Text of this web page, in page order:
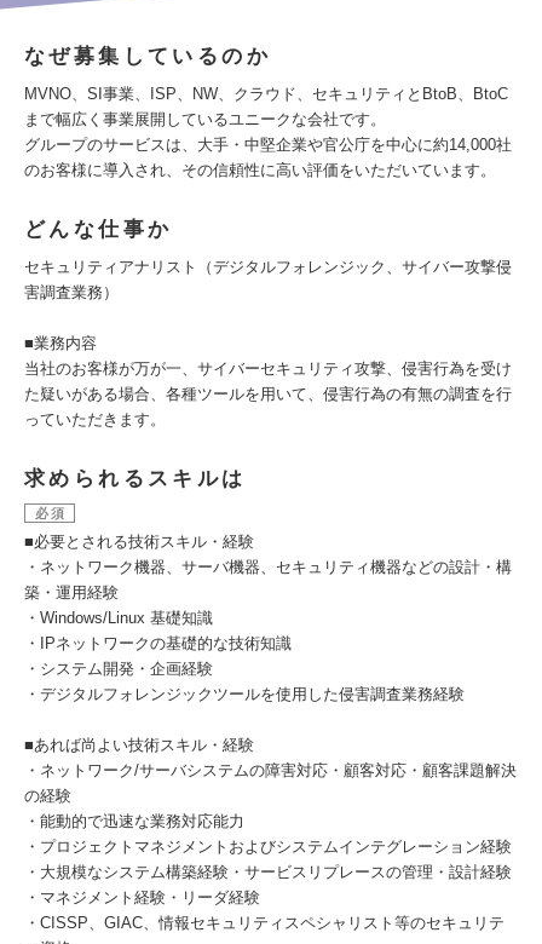
なぜ募集しているのか
MVNO、SI事業、ISP、NW、クラウド、セキュリティとBtoB、BtoC
まで幅広く事業展開しているユニークな会社です。
グループのサービスは、大手・中堅企業や官公庁を中心に約14,000社
のお客様に導入され、その信頼性に高い評価をいただいています。
どんな仕事か
セキュリティアナリスト（デジタルフォレンジック、サイバー攻撃侵
害調査業務）
■業務内容
当社のお客様が万が一、サイバーセキュリティ攻撃、侵害行為を受け
た疑いがある場合、各種ツールを用いて、侵害行為の有無の調査を行
っていただきます。
求められるスキルは
必須
■必要とされる技術スキル・経験
・ネットワーク機器、サーバ機器、セキュリティ機器などの設計・構
築・運用経験
・Windows/Linux 基礎知識
・IPネットワークの基礎的な技術知識
・システム開発・企画経験
・デジタルフォレンジックツールを使用した侵害調査業務経験
■あれば尚よい技術スキル・経験
・ネットワーク/サーバシステムの障害対応・顧客対応・顧客課題解決
の経験
・能動的で迅速な業務対応能力
・プロジェクトマネジメントおよびシステムインテグレーション経験
・大規模なシステム構築経験・サービスリプレースの管理・設計経験
・マネジメント経験・リーダ経験
・CISSP、GIAC、情報セキュリティスペシャリスト等のセキュリテ